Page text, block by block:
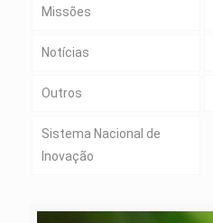
Missões
Notícias
Outros
Sistema Nacional de
Inovação